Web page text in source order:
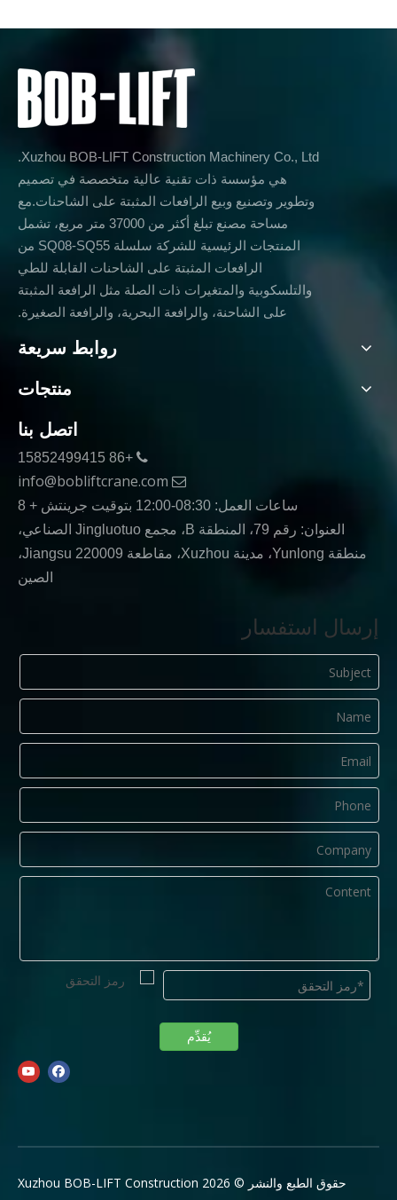
Xuzhou BOB-LIFT Construction Machinery Co., Ltd.
هي مؤسسة ذات تقنية عالية متخصصة في تصميم
وتطوير وتصنيع وبيع الرافعات المثبتة على الشاحنات.مع
مساحة مصنع تبلغ أكثر من 37000 متر مربع، تشمل
المنتجات الرئيسية للشركة سلسلة SQ08-SQ55 من
الرافعات المثبتة على الشاحنات القابلة للطي
والتلسكوبية والمتغيرات ذات الصلة مثل الرافعة المثبتة
على الشاحنة، والرافعة البحرية، والرافعة الصغيرة.
روابط سريعة
منتجات
اتصل بنا

+86 15852499415

info@bobliftcrane.com
ساعات العمل: 08:30-12:00 بتوقيت جرينتش + 8
العنوان: رقم 79، المنطقة B، مجمع Jingluotuo الصناعي،
منطقة Yunlong، مدينة Xuzhou، مقاطعة Jiangsu 220009،
الصين
إرسال استفسار
يُقدِّم
حقوق الطبع والنشر © 2026 Xuzhou BOB-LIFT Construction